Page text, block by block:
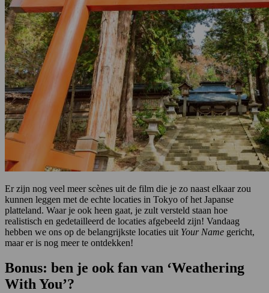
Er zijn nog veel meer scènes uit de film die je zo naast elkaar zou
kunnen leggen met de echte locaties in Tokyo of het Japanse
platteland. Waar je ook heen gaat, je zult versteld staan hoe
realistisch en gedetailleerd de locaties afgebeeld zijn! Vandaag
hebben we ons op de belangrijkste locaties uit Your Name gericht,
maar er is nog meer te ontdekken!
Bonus: ben je ook fan van ‘Weathering
With You’?